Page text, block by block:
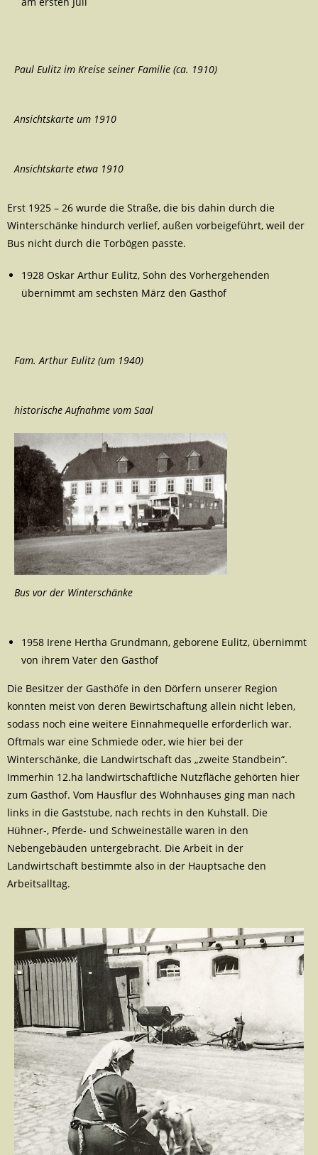
Paul Eulitz im Kreise seiner Familie (ca. 1910)
Ansichtskarte um 1910
Ansichtskarte etwa 1910
Erst 1925 – 26 wurde die Straße, die bis dahin durch die
Winterschänke hindurch verlief, außen vorbeigeführt, weil der
Bus nicht durch die Torbögen passte.
1928 Oskar Arthur Eulitz, Sohn des Vorhergehenden
übernimmt am sechsten März den Gasthof
Fam. Arthur Eulitz (um 1940)
historische Aufnahme vom Saal
Bus vor der Winterschänke
1958 Irene Hertha Grundmann, geborene Eulitz, übernimmt
von ihrem Vater den Gasthof
Die Besitzer der Gasthöfe in den Dörfern unserer Region
konnten meist von deren Bewirtschaftung allein nicht leben,
sodass noch eine weitere Einnahmequelle erforderlich war.
Oftmals war eine Schmiede oder, wie hier bei der
Winterschänke, die Landwirtschaft das „zweite Standbein“.
Immerhin 12.ha landwirtschaftliche Nutzfläche gehörten hier
zum Gasthof. Vom Hausflur des Wohnhauses ging man nach
links in die Gaststube, nach rechts in den Kuhstall. Die
Hühner-, Pferde- und Schweineställe waren in den
Nebengebäuden untergebracht. Die Arbeit in der
Landwirtschaft bestimmte also in der Hauptsache den
Arbeitsalltag.